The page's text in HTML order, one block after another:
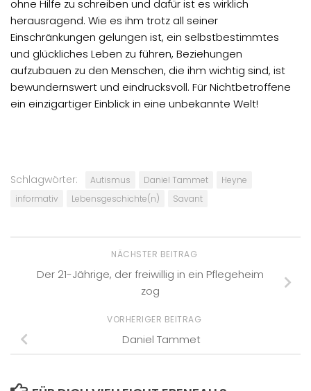
ohne Hilfe zu schreiben und dafür ist es wirklich
herausragend. Wie es ihm trotz all seiner
Einschränkungen gelungen ist, ein selbstbestimmtes
und glückliches Leben zu führen, Beziehungen
aufzubauen zu den Menschen, die ihm wichtig sind, ist
bewundernswert und eindrucksvoll. Für Nichtbetroffene
ein einzigartiger Einblick in eine unbekannte Welt!
Schlagwörter: Autismus Daniel Tammet
Heyne
informativ
Lebensgeschichte(n) Savant
NÄCHSTER BEITRAG
Der 21-Jährige, der freiwillig in ein Pflegeheim
zog
VORHERIGER BEITRAG
Daniel Tammet